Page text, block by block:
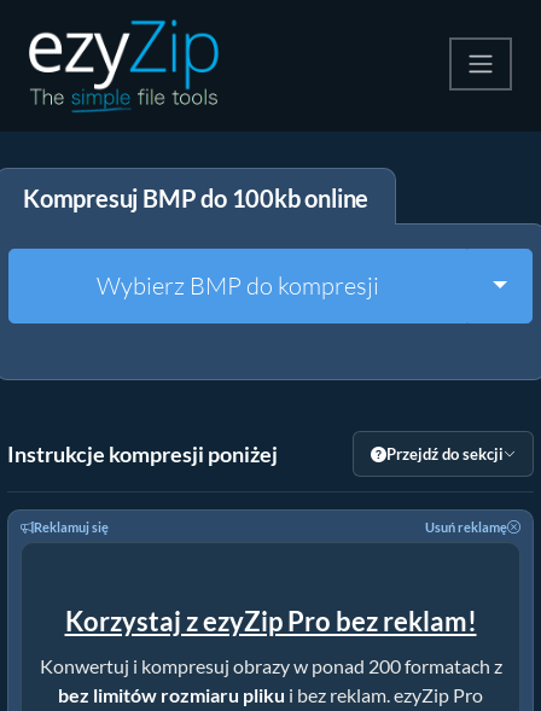
Rozpakuj
Inne narzędzia
Kompresuj BMP do 100kb online
Wybierz BMP do kompresji
Instrukcje kompresji poniżej Przejdź do sekcji
Reklamuj się Usuń reklamę
Korzystaj z ezyZip Pro bez reklam!
Konwertuj i kompresuj obrazy w ponad 200 formatach z
bez limitów rozmiaru pliku i bez reklam. ezyZip Pro